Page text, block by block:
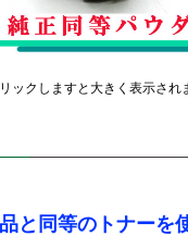
ックしますと大きく表示され
同等のトナーを使